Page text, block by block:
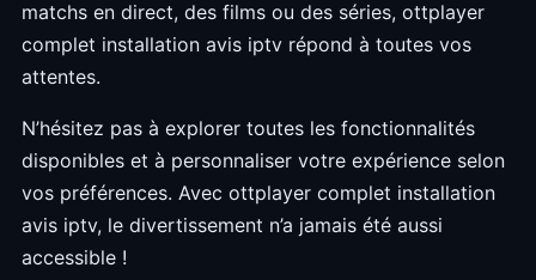
matchs en direct, des films ou des séries, ottplayer
complet installation avis iptv répond à toutes vos
attentes.
N’hésitez pas à explorer toutes les fonctionnalités
disponibles et à personnaliser votre expérience selon
vos préférences. Avec ottplayer complet installation
avis iptv, le divertissement n’a jamais été aussi
accessible !